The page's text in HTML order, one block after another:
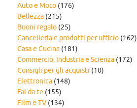
Auto e Moto (176)
Bellezza (215)
Buoni regalo (25)
Cancelleria e prodotti per ufficio (162)
Casa e Cucina (181)
Commercio, Industria e Scienza (172)
Consigli per gli acquisti (10)
Elettronica (148)
Fai da te (155)
Film e TV (134)